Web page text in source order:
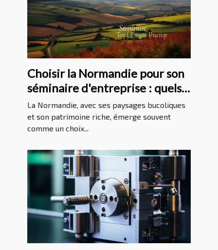
Choisir la Normandie pour son
séminaire d'entreprise : quels
avantages ?
La Normandie, avec ses paysages bucoliques
et son patrimoine riche, émerge souvent
comme un choix...